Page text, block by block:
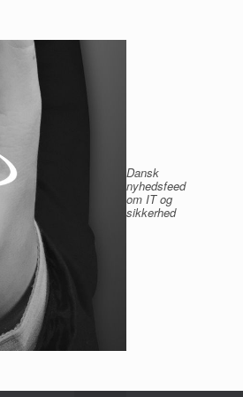
Dansk
nyhedsfeed
om IT og
sikkerhed